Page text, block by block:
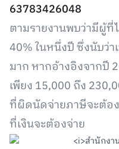
63783426048
ตามรายงานพบว่ามีผู้ที่
40% ในหนึ่งปี ซึ่งนับว่า
มาก หากอ้างอิงจากปี
เพียง 15,000 ถึง
ที่ผิดนัดจ่ายภาษีจะต้อ
ที่เงินจะต้องจ่าย